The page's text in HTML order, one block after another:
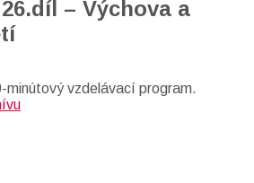
– Výchova a
minútový vzdelávací program.